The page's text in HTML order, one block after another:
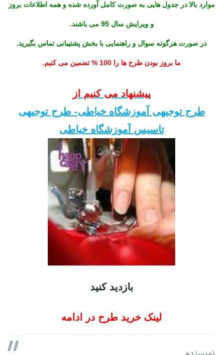
موارد بالا در جدول هایی به صورت کامل آورده شده و همه اطلاعات بروز
و ویرایش سال 95 می باشند.
در صورت هرگونه سوال و راهنمایی با بخش پشتیبانی تماس بگیرید.
ما بروز بودن طرح ها را 100 % تضمین می کنیم.
پیشنهاد می کنیم از
طرح توجیهی آموزشگاه خیاطی- طرح توجیهی
تاسیس آموزشگاه خیاطی
بازدید کنید
لینک خرید طرح در ادامه